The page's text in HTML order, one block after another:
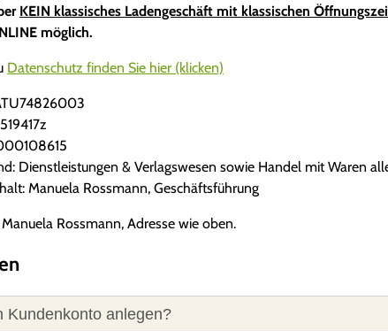
KEIN klassisches Ladengeschäft mit klassischen
möglich.
Datenschutz finden Sie hier (klicken)
Dienstleistungen & Verlagswesen sowie Handel mit Waren
Manuela Rossmann, Geschäftsführung
Rossmann, Adresse wie oben.
Kundenkonto anlegen?